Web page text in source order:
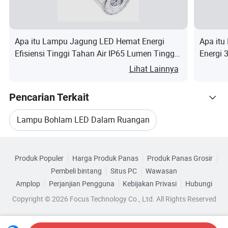
Sekarang tumbuh mampu menghasilkan produk dengan
kualitas tinggi, efisiensi tinggi, dan masa pakai jangka
panjang. Semua produk kamiadalah CE, ROHS,
TUV, GS, ERPdisetujui.
Kami bekerja dengan empat proses QC untuk menjamin
produksi, maka uji QC final 1 per 12 jam setelah
penuaan di tahun 3. 4 QC memilih pemeriksaan produk
yang dikemas. Semua produk kita harus melewati
Apa itu Lampu Jagung LED Hemat Energi
Efisiensi Tinggi Tahan Air IP65 Lumen Tinggi
Lihat Lainnya
Apa itu
Energi
Pencarian Terkait
Lampu Bohlam LED Dalam Ruangan
Bohlam Lampu Sorot LED
Lampu Bohlam LED Tinggi Lampu LED Daya
Telusuri menurut Kategori
Produk Populer Harga Produk Panas
Produk Panas Grosir
Pembeli bintang
Situs PC
Wawasan
Amplop
Perjanjian Pengguna Kebijakan Privasi
Hubungi
Copyright © 2026 Focus Technology Co., Ltd. All Rights Reserved